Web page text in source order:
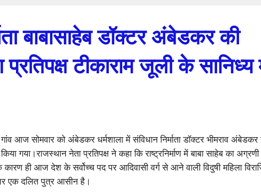
बाबासाहेब डॉक्टर अंबेडकर की
टीकाराम जूली के
आज सोमवार को अंबेडकर धर्मशाला में संविधान निर्माता डॉक्टर भीमराव अंबेडकर
गया।राजस्थान नेता प्रतिपक्ष ने कहा कि राष्ट्रनिर्माण में बाबा साहेब का अग्रणी
ही आज देश के सर्वोच्च पद पर आदिवासी वर्ग से आने वाली विदुषी महिला
एक दलित पुत्र आसीन है।